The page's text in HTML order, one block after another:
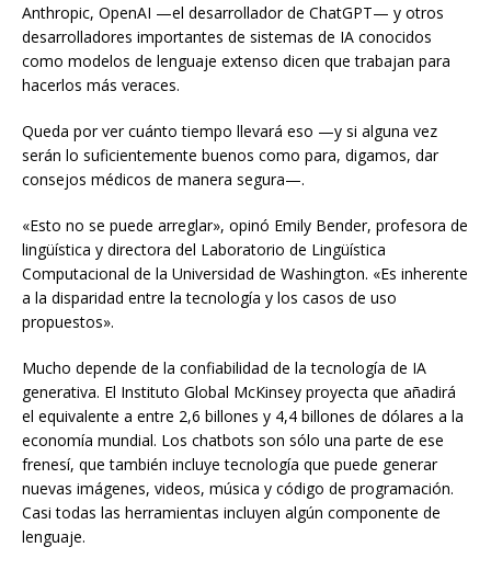
Anthropic, OpenAI —el desarrollador de ChatGPT— y otros
desarrolladores importantes de sistemas de IA conocidos
como modelos de lenguaje extenso dicen que trabajan para
hacerlos más veraces.
Queda por ver cuánto tiempo llevará eso —y si alguna vez
serán lo suficientemente buenos como para, digamos, dar
consejos médicos de manera segura—.
«Esto no se puede arreglar», opinó Emily Bender, profesora de
lingüística y directora del Laboratorio de Lingüística
Computacional de la Universidad de Washington. «Es inherente
a la disparidad entre la tecnología y los casos de uso
propuestos».
Mucho depende de la confiabilidad de la tecnología de IA
generativa. El Instituto Global McKinsey proyecta que añadirá
el equivalente a entre 2,6 billones y 4,4 billones de dólares a la
economía mundial. Los chatbots son sólo una parte de ese
frenesí, que también incluye tecnología que puede generar
nuevas imágenes, videos, música y código de programación.
Casi todas las herramientas incluyen algún componente de
lenguaje.